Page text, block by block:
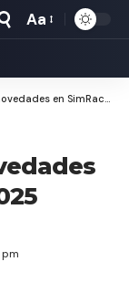
Tamaño
Aa
en SimRacing Expo 2025